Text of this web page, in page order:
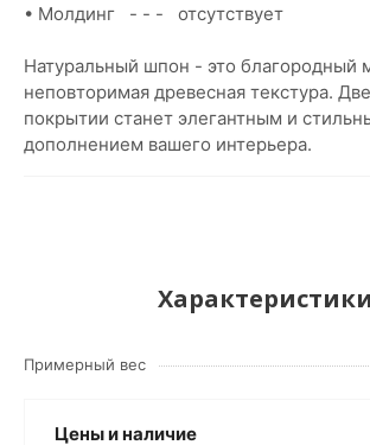
• Молдинг - - - отсутствует
Натуральный шпон - это благородный
неповторимая древесная текстура.
покрытии станет элегантным и
дополнением вашего интерьера.
Характеристики
Примерный вес
Цены и наличие